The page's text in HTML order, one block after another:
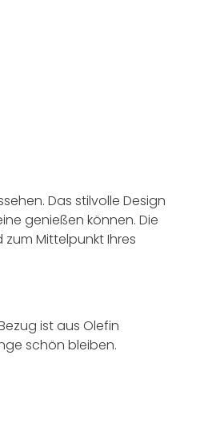
Das stilvolle Design
genießen können. Die
Mittelpunkt Ihres
ist aus Olefin
schön bleiben.